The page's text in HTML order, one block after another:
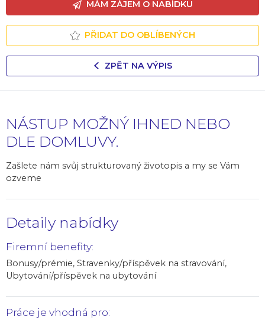
MÁM ZÁJEM O NABÍDKU
PŘIDAT DO OBLÍBENÝCH
ZPĚT NA VÝPIS
NÁSTUP MOŽNÝ IHNED NEBO
DLE DOMLUVY.
Zašlete nám svůj strukturovaný životopis a my se Vám
ozveme
Detaily nabídky
Firemní benefity:
Bonusy/prémie, Stravenky/příspěvek na stravování,
Ubytování/příspěvek na ubytování
Práce je vhodná pro: